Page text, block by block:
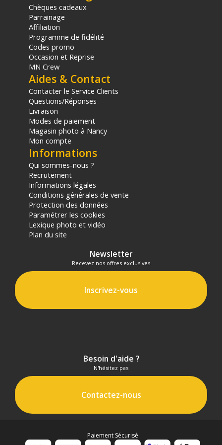
6941590017556
Garantie 2 ans
(1) Offre valable jusqu'au 31 Décembre 2030 à partir de 49 euros
d'achat, sur la base d'une expédition Chronopost 24H vers un point
relais situé en France continentale uniquement, valable uniquement
sur les produits de moins de 1m et moins de 20Kg.
(3) Nombre de points Fidélité estimés, hors remises au panier, basé
sur le prix TTC en €, les points seront effectivement calculés dans le
panier.
Chèques cadeaux
Parrainage
Affiliation
Programme de fidélité
Codes promo
Occasion et Reprise
MN Crew
Aides & Contact
Contacter le Service Clients
Questions/Réponses
Livraison
Modes de paiement
Magasin photo à Nancy
Mon compte
Informations
Qui sommes-nous ?
Recrutement
Informations légales
Conditions générales de vente
Protection des données
Paramétrer les cookies
Lexique photo et vidéo
Plan du site
Newsletter
Recevez nos offres exclusives
Inscrivez-vous
Besoin d'aide ?
N'hésitez pas
Contactez-nous
Paiement Sécurisé